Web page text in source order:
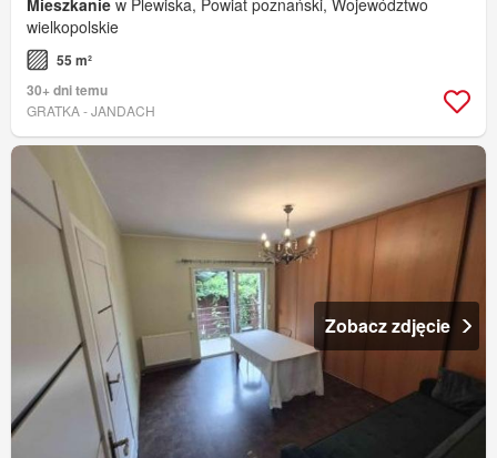
Mieszkanie w Plewiska, Powiat poznański, Województwo
wielkopolskie
55 m²
30+ dni temu
GRATKA - JANDACH
Zobacz zdjęcie